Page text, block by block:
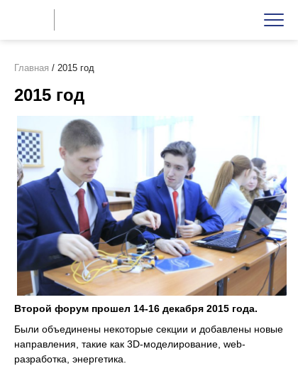
Главная / 2015 год
2015 год
Второй форум прошел 14-16 декабря 2015 года.
Были объединены некоторые секции и добавлены новые
направления, такие как 3D-моделирование, web-
разработка, энергетика.